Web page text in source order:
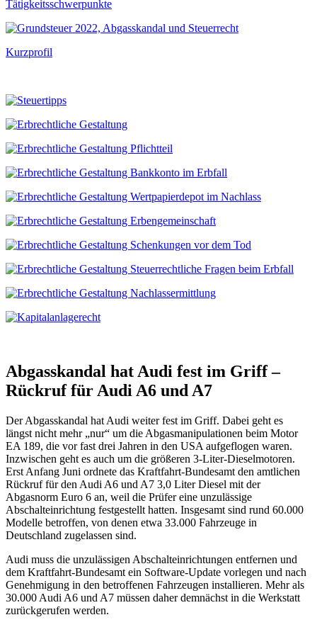
Tätigkeitsschwerpunkte
Kurzprofil
Abgasskandal hat Audi fest im Griff –
Rückruf für Audi A6 und A7
Der Abgasskandal hat Audi weiter fest im Griff. Dabei geht es
längst nicht mehr „nur“ um die Abgasmanipulationen beim Motor
EA 189, die vor fast drei Jahren in den USA aufgeflogen waren.
Inzwischen geht es auch um die größeren 3-Liter-Dieselmotoren.
Erst Anfang Juni ordnete das Kraftfahrt-Bundesamt den amtlichen
Rückruf für den Audi A6 und A7 3,0 Liter Diesel mit der
Abgasnorm Euro 6 an, weil die Prüfer eine unzulässige
Abschalteinrichtung festgestellt hatten. Insgesamt sind rund 60.000
Modelle betroffen, von denen etwa 33.000 Fahrzeuge in
Deutschland zugelassen sind.
Audi muss die unzulässigen Abschalteinrichtungen entfernen und
dem Kraftfahrt-Bundesamt ein Software-Update vorlegen und nach
Genehmigung in den betroffenen Fahrzeugen installieren. Mehr als
30.000 Audi A6 und A7 müssen daher demnächst in die Werkstatt
zurückgerufen werden.